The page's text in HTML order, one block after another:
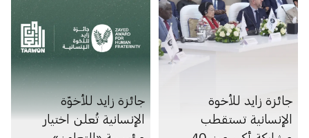
جائزة زايد للأخوة
الإنسانية تستقطب
جائزة زايد للأخوّة
الإنسانية تُعلن اختيار